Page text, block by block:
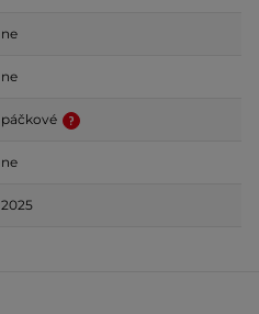
ne
ne
páčkové
ne
2025